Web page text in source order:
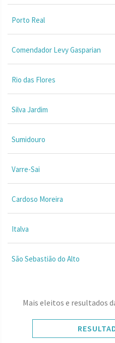
Porto Real
Comendador Levy Gasparian
Rio das Flores
Silva Jardim
Sumidouro
Varre-Sai
Cardoso Moreira
Italva
São Sebastião do Alto
Mais eleitos e resultados